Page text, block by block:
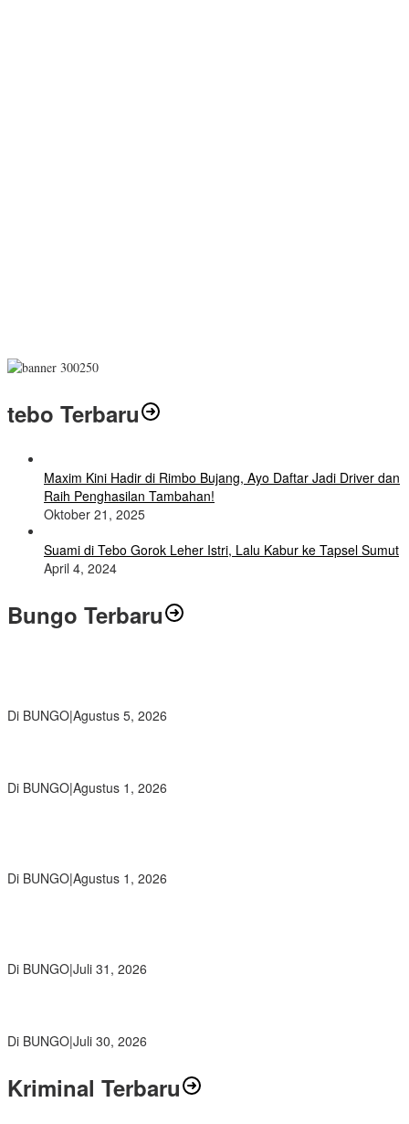
tebo Terbaru
Maxim Kini Hadir di Rimbo Bujang, Ayo Daftar Jadi Driver dan
Raih Penghasilan Tambahan!
Oktober 21, 2025
Suami di Tebo Gorok Leher Istri, Lalu Kabur ke Tapsel Sumut
April 4, 2024
Bungo Terbaru
Di BUNGO|Agustus 5, 2026
Di BUNGO|Agustus 1, 2026
Di BUNGO|Agustus 1, 2026
Di BUNGO|Juli 31, 2026
Di BUNGO|Juli 30, 2026
Kriminal Terbaru